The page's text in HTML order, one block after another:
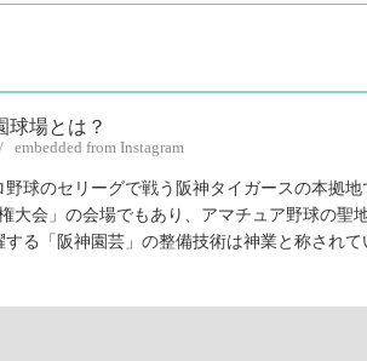
from Instagram
球のセリーグで戦う阪神タイガースの本拠地
大会」の会場でもあり、アマチュア野球の聖
る「阪神園芸」の整備技術は神業と称されて